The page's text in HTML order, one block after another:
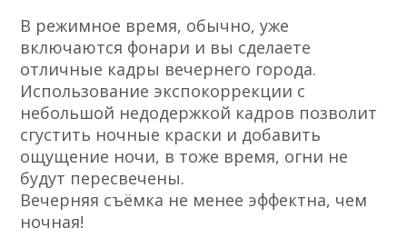
В режимное время, обычно, уже
включаются фонари и вы сделаете
отличные кадры вечернего города.
Использование экспокоррекции с
небольшой недодержкой кадров позволит
сгустить ночные краски и добавить
ощущение ночи, в тоже время, огни не
будут пересвечены.
Вечерняя съёмка не менее эффектна, чем
ночная!